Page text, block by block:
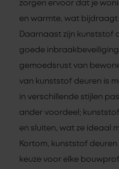
zorgen ervoor dat je
en warmte, wat bijdraagt
Daarnaast zijn kunststof
goede
gemoedsrust van
van kunststof deuren is
in verschillende stijlen
ander voordeel;
en sluiten, wat ze ideaal
Kortom, kunststof deuren
keuze voor elke